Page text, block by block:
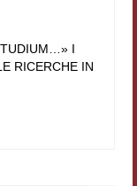
I
RICERCHE IN